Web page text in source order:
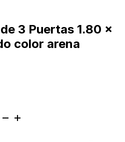
3 Puertas 1.80 x
color arena